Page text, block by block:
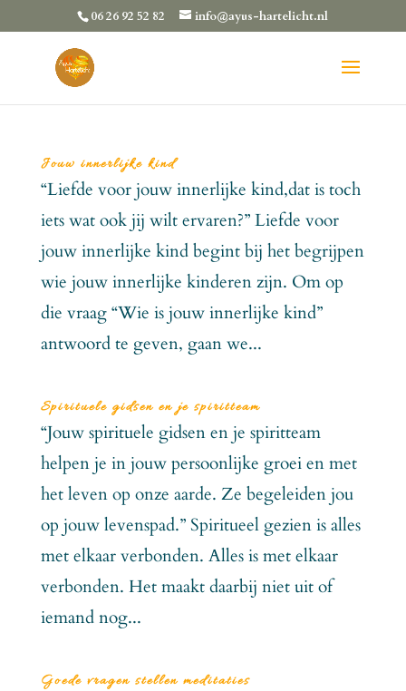
06 26 92 52 82 info@ayus-hartelicht.nl
Jouw innerlijke kind
“Liefde voor jouw innerlijke kind,dat is toch
iets wat ook jij wilt ervaren?” Liefde voor
jouw innerlijke kind begint bij het begrijpen
wie jouw innerlijke kinderen zijn. Om op
die vraag “Wie is jouw innerlijke kind”
antwoord te geven, gaan we...
Spirituele gidsen en je spiritteam
“Jouw spirituele gidsen en je spiritteam
helpen je in jouw persoonlijke groei en met
het leven op onze aarde. Ze begeleiden jou
op jouw levenspad.” Spiritueel gezien is alles
met elkaar verbonden. Alles is met elkaar
verbonden. Het maakt daarbij niet uit of
iemand nog...
Goede vragen stellen meditaties